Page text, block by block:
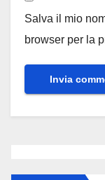
Salva il mio
browser per la